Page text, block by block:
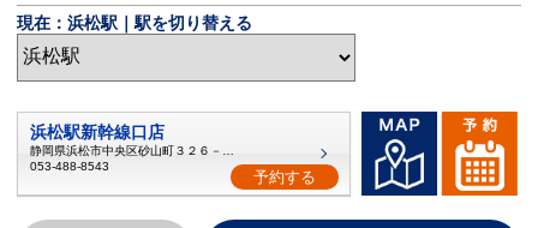
現在：浜松駅｜駅を切り替える
浜松駅新幹線口店
静岡県浜松市中央区砂山町３２６－１８
053-488-8543
予約する